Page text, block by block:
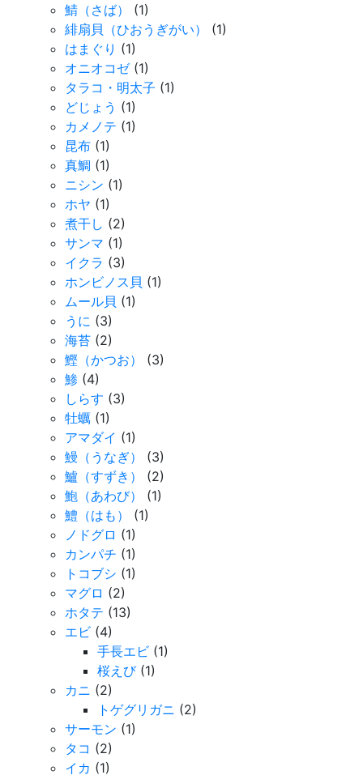
鯖（さば）
(1)
緋扇貝（ひおうぎがい）
(1)
はまぐり (1)
オニオコゼ(1)
タラコ・明太子 (1)
どじょう (1)
カメノテ (1)
昆布 (1)
真鯛 (1)
ニシン (1)
ホヤ (1)
煮干し (2)
サンマ (1)
イクラ (3)
ホンビノス貝 (1)
ムール貝 (1)
うに (3)
海苔 (2)
鰹（かつお）
(3)
鯵 (4)
しらす (3)
牡蠣 (1)
アマダイ (1)
鰻（うなぎ）
(3)
鱸（すずき）
(2)
鮑（あわび）
(1)
鱧（はも）
(1)
ノドグロ (1)
カンパチ (1)
トコブシ (1)
マグロ (2)
ホタテ (13)
エビ (4)
手長エビ (1)
桜えび(1)
カニ (2)
トゲグリガニ (2)
サーモン (1)
タコ (2)
イカ (1)